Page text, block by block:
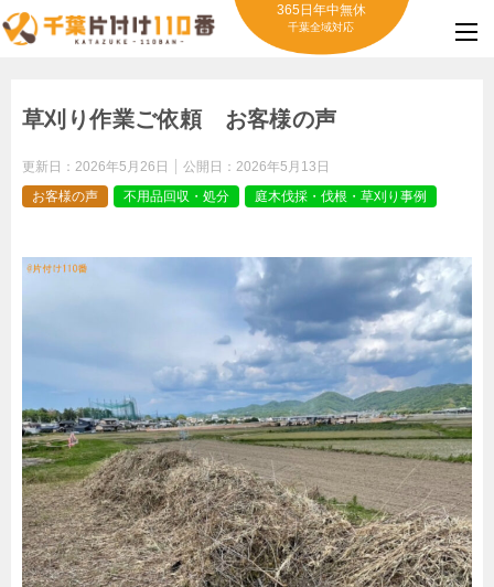
365日年中無休
千葉全域対応
草刈り作業ご依頼 お客様の声
更新日： 2026年5月26日 公開日： 2026年5月13日
お客様の声
不用品回収・処分 庭木伐採・伐根・草刈り事例